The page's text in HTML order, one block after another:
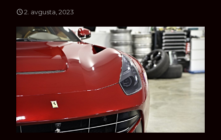
2. avgusta, 2023